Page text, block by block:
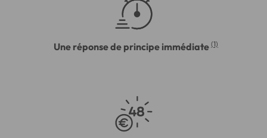
Une réponse de principe immédiate (1)